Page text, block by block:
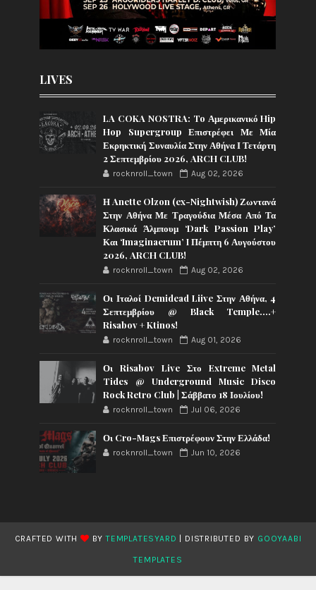
LIVES
LA COKA NOSTRA: To Αμερικανικό Hip
Hop Supergroup Επιστρέφει Με Μία
Εκρηκτική Συναυλία Στην Αθήνα Ι Τετάρτη
2 Σεπτεμβρίου 2026, ARCH CLUB!
rocknroll_town Aug 02, 2026
Η Anette Olzon (ex-Nightwish) Ζωντανά
Στην Αθήνα Με Τραγούδια Μέσα Από Τα
Κλασικά Άλμπουμ ‘Dark Passion Play’
Και ‘Imaginaerum’ I Πέμπτη 6 Αυγούστου
2026, ARCH CLUB!
rocknroll_town Aug 02, 2026
Οι Ιταλοί Demidead Liive Στην Αθήνα, 4
Σεπτεμβρίου @ Black Temple….+
Risabov + Ktinos!
rocknroll_town Aug 01, 2026
Οι Risabov Live Στο Extreme Metal
Tides @ Underground Music Disco
Rock Retro Club | Σάββατο 18 Ιουλίου!
rocknroll_town Jul 06, 2026
Οι Cro-Mags Επιστρέφουν Στην Ελλάδα!
rocknroll_town Jun 10, 2026
CRAFTED WITH BYTEMPLATESYARD | DISTRIBUTED BY GOOYAABI
TEMPLATES